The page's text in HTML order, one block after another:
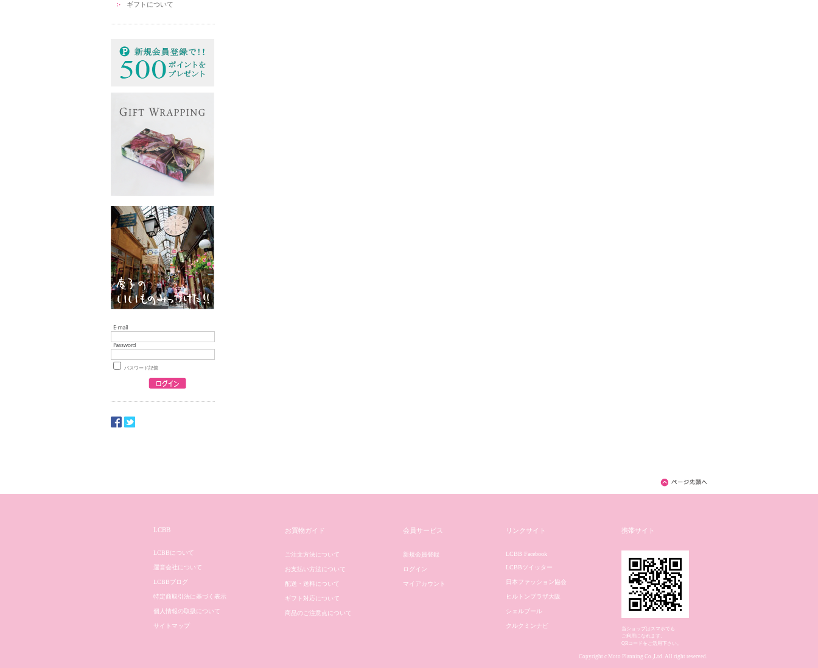
ギフトについて
パスワード記憶
LCBB
LCBBについて
運営会社について
LCBBブログ
特定商取引法に基づく表示
個人情報の取扱について
サイトマップ
お買物ガイド
ご注文方法について
お支払い方法について
配送・送料について
ギフト対応について
商品のご注意点について
会員サービス
新規会員登録
ログイン
マイアカウント
リンクサイト
LCBB Facebook
LCBBツイッター
日本ファッション協会
ヒルトンプラザ大阪
シェルブール
クルクミンナビ
携帯サイト
当ショップはスマホでも
ご利用になれます。
QRコードをご活用下さい。
Copyright c Moto Planning Co.,Ltd. All right reserved.